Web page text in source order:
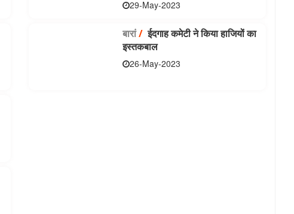
29-May-2023
बारां/ईदगाह कमेटी ने किया हाजियों का
इस्तकबाल
26-May-2023